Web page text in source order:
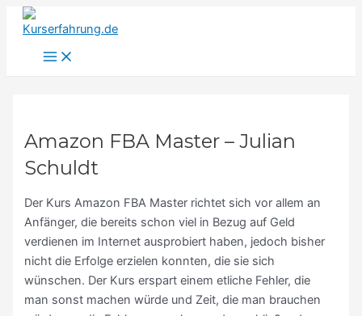
Zum
Inhalt
Amazon FBA Master – Julian
Schuldt
Der Kurs Amazon FBA Master richtet sich vor allem an
Anfänger, die bereits schon viel in Bezug auf Geld
verdienen im Internet ausprobiert haben, jedoch bisher
nicht die Erfolge erzielen konnten, die sie sich
wünschen. Der Kurs erspart einem etliche Fehler, die
man sonst machen würde und Zeit, die man brauchen
S
u
n
a
c
h
: